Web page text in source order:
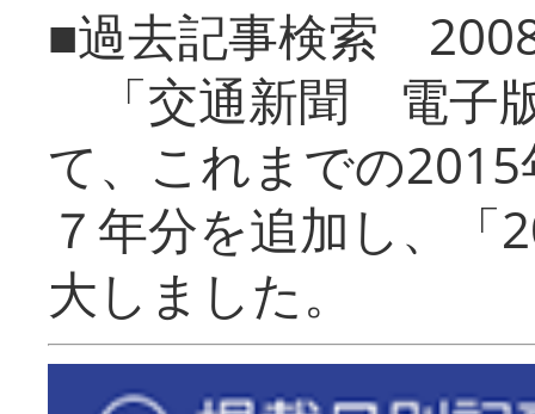
■過去記事検索
「交通新聞 電子
て、これまでの
７年分を追加し、「
大しまし